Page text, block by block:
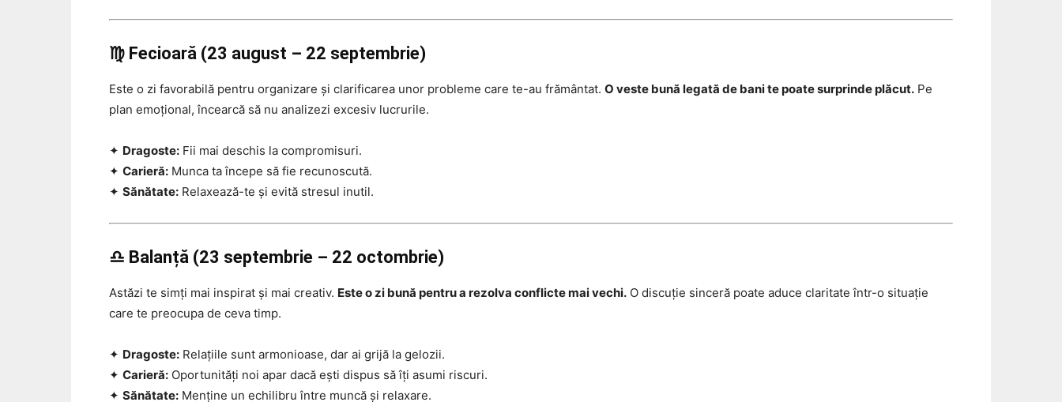
♍ Fecioară (23 august – 22 septembrie)
Este o zi favorabilă pentru organizare și clarificarea unor probleme care te-au frământat. O veste bună legată de bani te poate surprinde plăcut. Pe
plan emoțional, încearcă să nu analizezi excesiv lucrurile.
✦ Dragoste: Fii mai deschis la compromisuri.
✦ Carieră: Munca ta începe să fie recunoscută.
✦ Sănătate: Relaxează-te și evită stresul inutil.
♎ Balanță (23 septembrie – 22 octombrie)
Astăzi te simți mai inspirat și mai creativ. Este o zi bună pentru a rezolva conflicte mai vechi. O discuție sinceră poate aduce claritate într-o situație
care te preocupa de ceva timp.
✦ Dragoste: Relațiile sunt armonioase, dar ai grijă la gelozii.
✦ Carieră: Oportunități noi apar dacă ești dispus să îți asumi riscuri.
✦ Sănătate: Menține un echilibru între muncă și relaxare.